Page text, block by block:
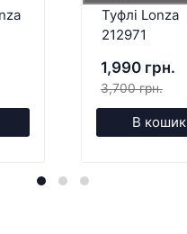
Туфлі Lonza
212971
1,990 грн.
3,700 грн.
В кошик